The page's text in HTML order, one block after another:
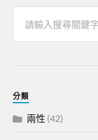
分類
兩性 (42)